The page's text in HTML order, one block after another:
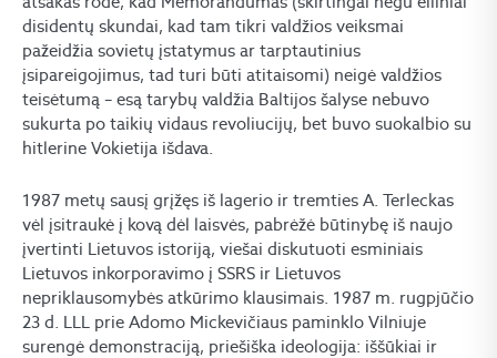
disidentų skundai, kad tam tikri valdžios veiksmai
pažeidžia sovietų įstatymus ar tarptautinius
įsipareigojimus, tad turi būti atitaisomi) neigė valdžios
teisėtumą – esą tarybų valdžia Baltijos šalyse nebuvo
sukurta po taikių vidaus revoliucijų, bet buvo suokalbio su
hitlerine Vokietija išdava.
1987 metų sausį grįžęs iš lagerio ir tremties A. Terleckas
vėl įsitraukė į kovą dėl laisvės, pabrėžė būtinybę iš naujo
įvertinti Lietuvos istoriją, viešai diskutuoti esminiais
Lietuvos inkorporavimo į SSRS ir Lietuvos
nepriklausomybės atkūrimo klausimais. 1987 m. rugpjūčio
23 d. LLL prie Adomo Mickevičiaus paminklo Vilniuje
surengė demonstraciją, priešiška ideologija: iššūkiai ir